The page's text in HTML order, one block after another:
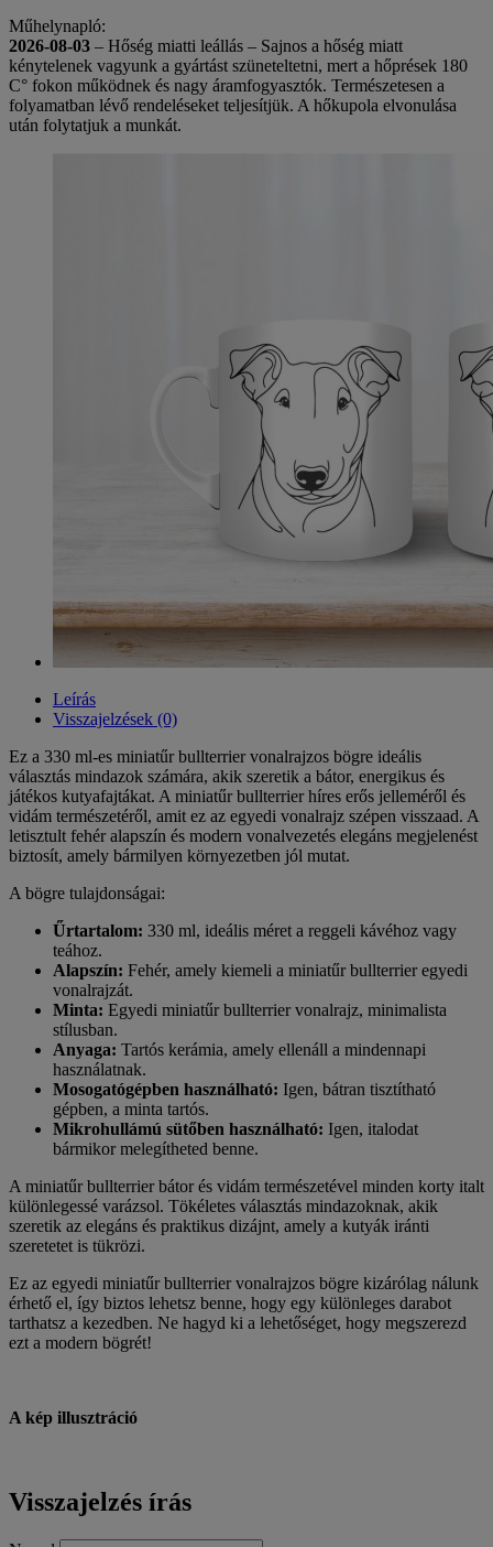
Műhelynapló:
2026-08-03 – Hőség miatti leállás – Sajnos a hőség miatt
kénytelenek vagyunk a gyártást szüneteltetni, mert a hőprések 180
C° fokon működnek és nagy áramfogyasztók. Természetesen a
folyamatban lévő rendeléseket teljesítjük. A hőkupola elvonulása
után folytatjuk a munkát.
Leírás
Visszajelzések (0)
Ez a 330 ml-es miniatűr bullterrier vonalrajzos bögre ideális
választás mindazok számára, akik szeretik a bátor, energikus és
játékos kutyafajtákat. A miniatűr bullterrier híres erős jelleméről és
vidám természetéről, amit ez az egyedi vonalrajz szépen visszaad. A
letisztult fehér alapszín és modern vonalvezetés elegáns megjelenést
biztosít, amely bármilyen környezetben jól mutat.
A bögre tulajdonságai:
Űrtartalom: 330 ml, ideális méret a reggeli kávéhoz vagy
teához.
Alapszín: Fehér, amely kiemeli a miniatűr bullterrier egyedi
vonalrajzát.
Minta: Egyedi miniatűr bullterrier vonalrajz, minimalista
stílusban.
Anyaga: Tartós kerámia, amely ellenáll a mindennapi
használatnak.
Mosogatógépben használható: Igen, bátran tisztítható
gépben, a minta tartós.
Mikrohullámú sütőben használható: Igen, italodat
bármikor melegítheted benne.
A miniatűr bullterrier bátor és vidám természetével minden korty italt
különlegessé varázsol. Tökéletes választás mindazoknak, akik
szeretik az elegáns és praktikus dizájnt, amely a kutyák iránti
szeretetet is tükrözi.
Ez az egyedi miniatűr bullterrier vonalrajzos bögre kizárólag nálunk
érhető el, így biztos lehetsz benne, hogy egy különleges darabot
tarthatsz a kezedben. Ne hagyd ki a lehetőséget, hogy megszerezd
ezt a modern bögrét!
A kép illusztráció
Visszajelzés írás